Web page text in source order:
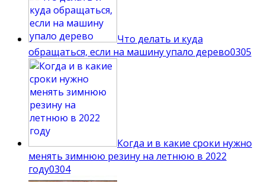
Что делать и куда
обращаться, если на машину упало дерево0305
Когда и в какие сроки нужно
менять зимнюю резину на летнюю в 2022
году0304